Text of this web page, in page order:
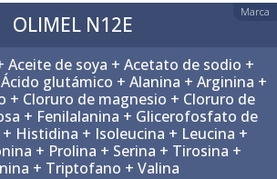
Marca
OLIMEL N12E
Aceite de soya + Acetato de sodio +
glutámico + Alanina + Arginina +
+ Cloruro de magnesio + Cloruro de
+ Fenilalanina + Glicerofosfato de
Histidina + Isoleucina + Leucina +
+ Prolina + Serina + Tirosina +
+ Triptofano + Valina